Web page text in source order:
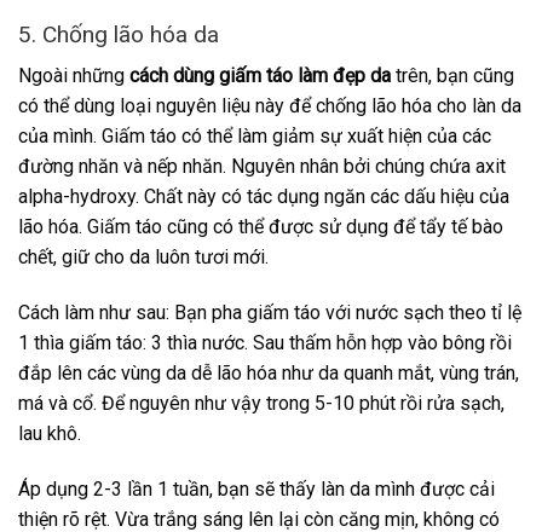
5. Chống lão hóa da
Ngoài những cách dùng giấm táo làm đẹp da trên, bạn cũng
có thể dùng loại nguyên liệu này để chống lão hóa cho làn da
của mình. Giấm táo có thể làm giảm sự xuất hiện của các
đường nhăn và nếp nhăn. Nguyên nhân bởi chúng chứa axit
alpha-hydroxy. Chất này có tác dụng ngăn các dấu hiệu của
lão hóa. Giấm táo cũng có thể được sử dụng để tẩy tế bào
chết, giữ cho da luôn tươi mới.
Cách làm như sau: Bạn pha giấm táo với nước sạch theo tỉ lệ
1 thìa giấm táo: 3 thìa nước. Sau thấm hỗn hợp vào bông rồi
đắp lên các vùng da dễ lão hóa như da quanh mắt, vùng trán,
má và cổ. Để nguyên như vậy trong 5-10 phút rồi rửa sạch,
lau khô.
Áp dụng 2-3 lần 1 tuần, bạn sẽ thấy làn da mình được cải
thiện rõ rệt. Vừa trắng sáng lên lại còn căng mịn, không có